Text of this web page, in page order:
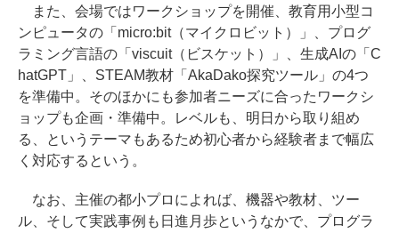
また、会場ではワークショップを開催、教育用小型コ
ンピュータの「micro:bit（マイクロビット）」、プログ
ラミング言語の「viscuit（ビスケット）」、生成AIの「C
hatGPT」、STEAM教材「AkaDako探究ツール」の4つ
を準備中。そのほかにも参加者ニーズに合ったワークシ
ョップも企画・準備中。レベルも、明日から取り組め
る、というテーマもあるため初心者から経験者まで幅広
く対応するという。
なお、主催の都小プロによれば、機器や教材、ツー
ル、そして実践事例も日進月歩というなかで、プログラ